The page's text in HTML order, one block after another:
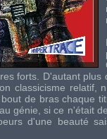
forts. D'autant plus
classicisme relatif,
de bras chaque
génie, si ce n'était
d'une beauté